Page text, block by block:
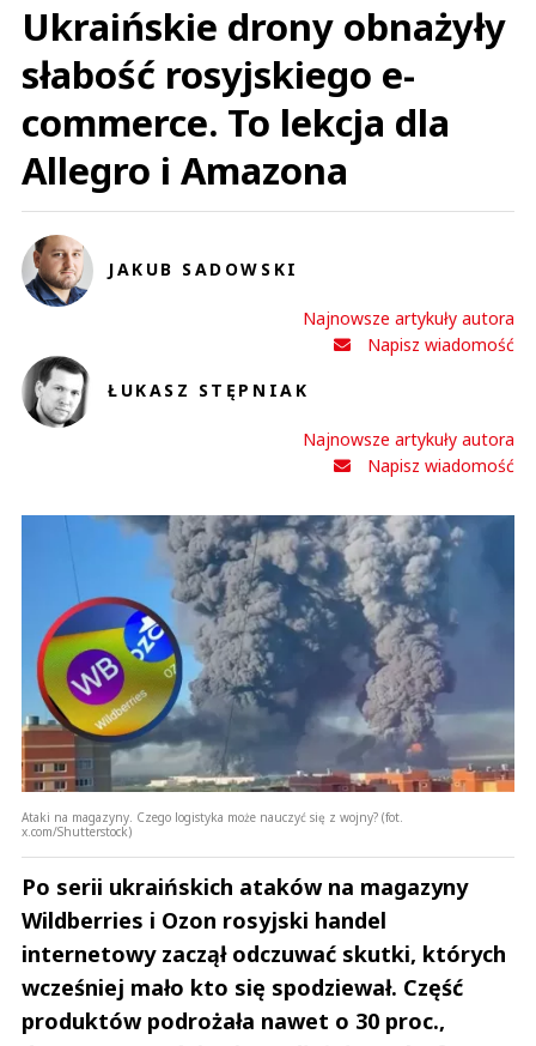
Ukraińskie drony obnażyły
słabość rosyjskiego e-
commerce. To lekcja dla
Allegro i Amazona
JAKUB SADOWSKI
Najnowsze artykuły autora
Napisz wiadomość
ŁUKASZ STĘPNIAK
Najnowsze artykuły autora
Napisz wiadomość
Ataki na magazyny. Czego logistyka może nauczyć się z wojny? (fot.
x.com/Shutterstock)
Po serii ukraińskich ataków na magazyny
Wildberries i Ozon rosyjski handel
internetowy zaczął odczuwać skutki, których
wcześniej mało kto się spodziewał. Część
produktów podrożała nawet o 30 proc.,